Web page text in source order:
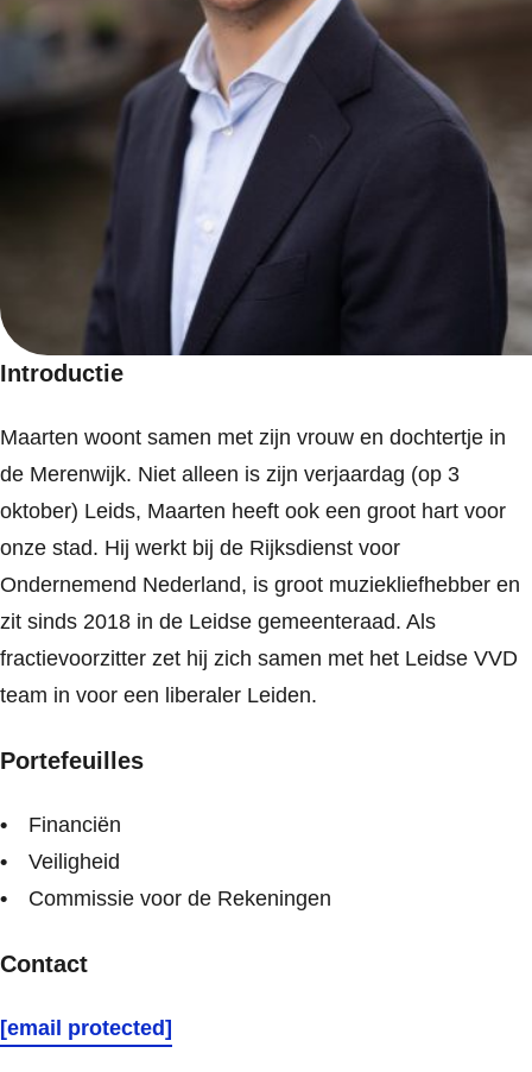
Introductie
Maarten woont samen met zijn vrouw en dochtertje in
de Merenwijk. Niet alleen is zijn verjaardag (op 3
oktober) Leids, Maarten heeft ook een groot hart voor
onze stad. Hij werkt bij de Rijksdienst voor
Ondernemend Nederland, is groot muziekliefhebber en
zit sinds 2018 in de Leidse gemeenteraad. Als
fractievoorzitter zet hij zich samen met het Leidse VVD
team in voor een liberaler Leiden.
Portefeuilles
Financiën
Veiligheid
Commissie voor de Rekeningen
Contact
[email protected]